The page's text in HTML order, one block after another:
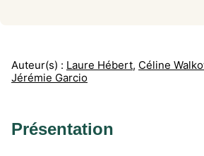
Auteur(s) : Laure Hébert, Céline
Jérémie Garcio
Présentation